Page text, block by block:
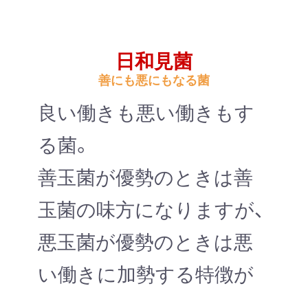
日和見菌
善にも悪にもなる菌
良い働きも悪い働きもす
る菌。
善玉菌が優勢のときは善
玉菌の味方になりますが、
悪玉菌が優勢のときは悪
い働きに加勢する特徴が